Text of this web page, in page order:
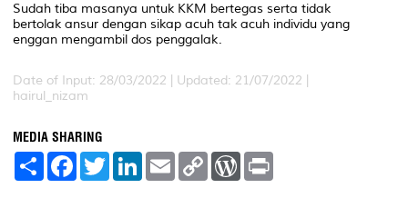
Sudah tiba masanya untuk KKM bertegas serta tidak
bertolak ansur dengan sikap acuh tak acuh individu yang
enggan mengambil dos penggalak.
Date of Input: 28/03/2022 | Updated: 21/07/2022 |
hairul_nizam
MEDIA SHARING
S
F
a
T
w
L
E
m
C
W